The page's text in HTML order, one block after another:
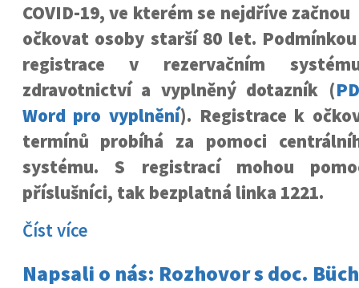
COVID-19, ve kterém se nejdříve začnou
očkovat osoby starší 80 let.
registrace v rezervačním
zdravotnictví a vyplněný dotazník (
Word pro vyplnění). Registrace k
termínů probíhá za pomoci
systému. S registrací mohou
příslušníci, tak bezplatná linka 1221.
Číst více
Napsali o nás: Rozhovor s doc.